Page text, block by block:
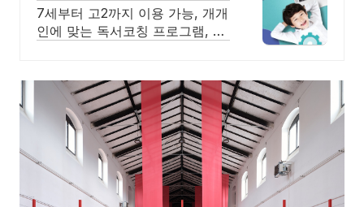
럽 새입시에 맞는 프로그램운
영!
7세부터 고2까지 이용 가능, 개개
인에 맞는 독서코칭 프로그램, 문
램인 루미북클럽!